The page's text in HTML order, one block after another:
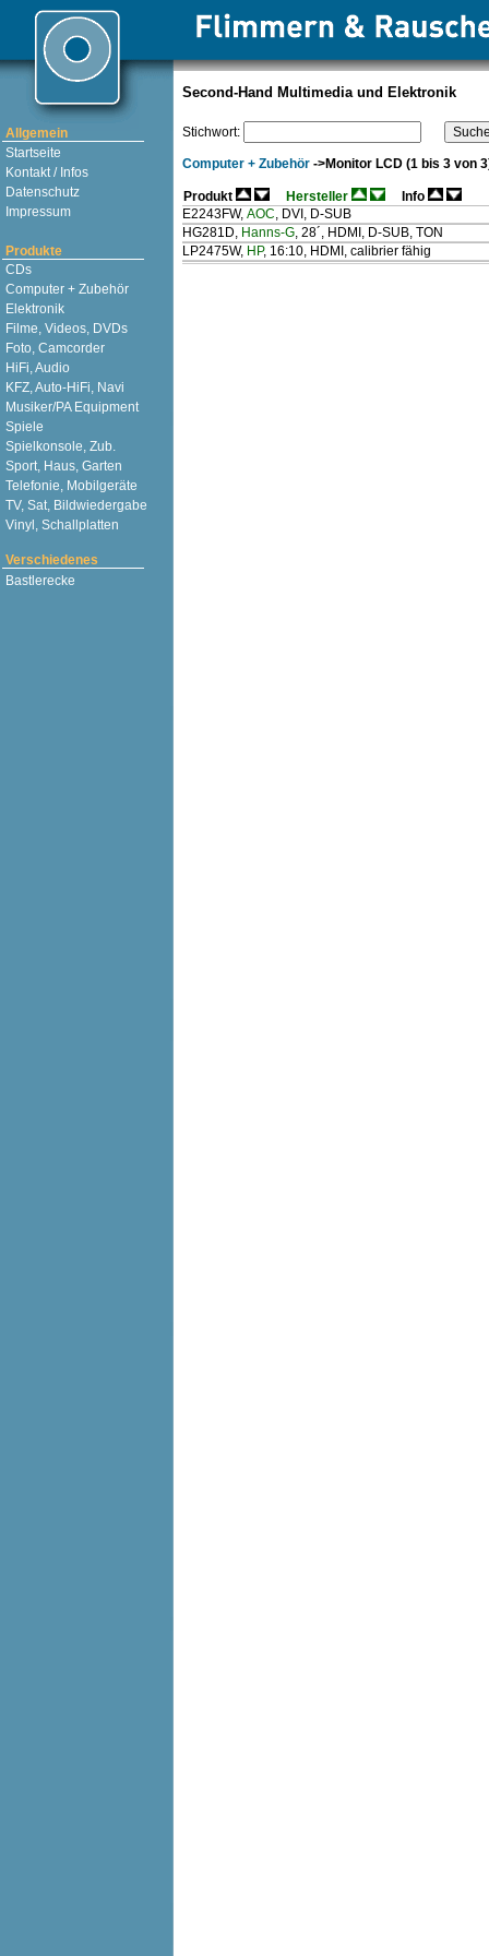
Allgemein
Startseite
Kontakt / Infos
Datenschutz
Impressum
Produkte
CDs
Computer + Zubehör
Elektronik
Filme, Videos, DVDs
Foto, Camcorder
HiFi, Audio
KFZ, Auto-HiFi, Navi
Musiker/PA Equipment
Spiele
Spielkonsole, Zub.
Sport, Haus, Garten
Telefonie, Mobilgeräte
TV, Sat, Bildwiedergabe
Vinyl, Schallplatten
Verschiedenes
Bastlerecke
Second-Hand Multimedia und Elektronik
Stichwort:
Computer + Zubehör ->Monitor LCD (1 bis 3 von
Produkt Hersteller
Info
E2243FW, AOC, DVI, D-SUB
HG281D, Hanns-G, 28´, HDMI, D-SUB, TON
LP2475W, HP, 16:10, HDMI, calibrier fähig